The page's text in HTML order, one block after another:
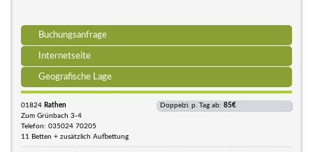
Buchungsanfrage
Internetseite
Geografische Lage
01824 Rathen
Zum Grünbach 3-4
Telefon: 035024 70205
11 Betten + zusätzlich Aufbettung
Doppelzi. p. Tag ab: 85€